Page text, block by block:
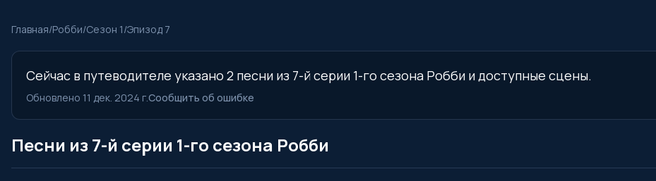
Главная/Робби/Сезон 1/Эпизод 7
Сейчас в путеводителе указано 2 песни из 7-й серии 1-го сезона Робби и доступные сцены.
Обновлено 11 дек. 2024 г.Сообщить об ошибке
Песни из 7-й серии 1-го сезона Робби